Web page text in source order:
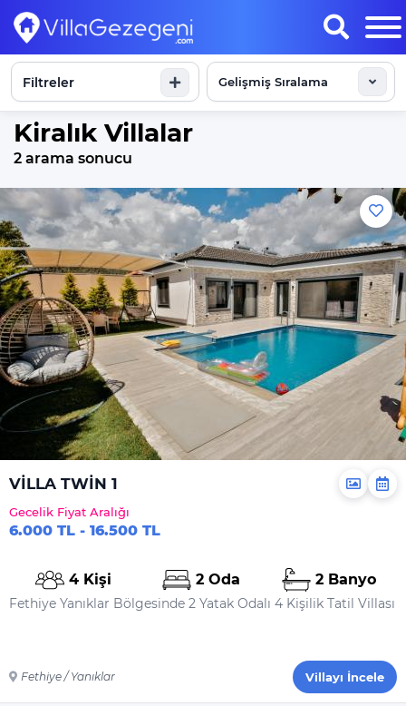
Filtreler
Sonuçları Göster
Kiralık Villalar
2 arama sonucu
VİLLA TWİN 1
Gecelik Fiyat Aralığı
6.000 TL - 16.500 TL
4 Kişi 2 Oda 2 Banyo
Fethiye Yanıklar Bölgesinde 2 Yatak Odalı 4 Kişilik Tatil Villası
Fethiye / Yanıklar Villayı İncele